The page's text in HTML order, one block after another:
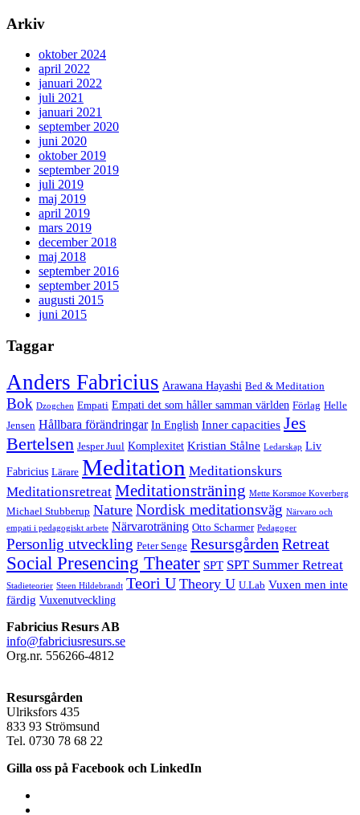
Arkiv
oktober 2024
april 2022
januari 2022
juli 2021
januari 2021
september 2020
juni 2020
oktober 2019
september 2019
juli 2019
maj 2019
april 2019
mars 2019
december 2018
maj 2018
september 2016
september 2015
augusti 2015
juni 2015
Taggar
Anders Fabricius Arawana Hayashi Bed & Meditation
Bok Dzogchen Empati Empati det som håller samman världen Förlag Helle
Jensen Hållbara förändringar In English Inner capacities Jes
Bertelsen Jesper Juul Komplexitet Kristian Stålne Ledarskap Liv
Fabricius Lärare Meditation Meditationskurs
Meditationsretreat Meditationsträning Mette Korsmoe Koverberg
Michael Stubberup Nature Nordisk meditationsväg Närvaro och
empati i pedagogiskt arbete Närvaroträning Otto Scharmer Pedagoger
Personlig utveckling Peter Senge Resursgården Retreat
Social Presencing Theater SPT SPT Summer Retreat
Stadieteorier Steen Hildebrandt Teori U Theory U U.Lab Vuxen men inte
färdig Vuxenutveckling
Fabricius Resurs AB
info@fabriciusresurs.se
Org.nr. 556266-4812
Resursgården
Ulriksfors 435
833 93 Strömsund
Tel. 0730 78 68 22
Gilla oss på Facebook och LinkedIn